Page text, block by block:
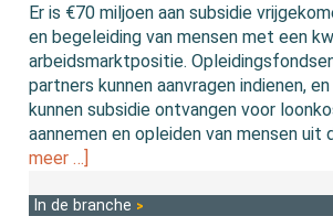
Er is €70 miljoen aan subsidie
en begeleiding van mensen met een
arbeidsmarktpositie.
partners kunnen aanvragen indienen,
kunnen subsidie ontvangen voor
aannemen en opleiden van mensen uit
meer …]
In de branche